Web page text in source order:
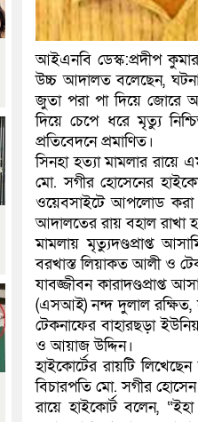
আইএনবি ডেস্ক:প্রদীপ
উচ্চ আদালত বলেছেন,
জুতা পরা পা দিয়ে জোরে
দিয়ে চেপে ধরে মৃত্যু
প্রতিবেদনে প্রমাণিত।
সিনহা হত্যা মামলার রায়ে
মো. সগীর হোসেনের
ওয়েবসাইটে আপলোড করা
আদালতের রায় বহাল রাখা
মামলায় মৃত্যুদণ্ডপ্রাপ্ত
বরখাস্ত লিয়াকত আলী ও
যাবজ্জীবন কারাদণ্ডপ্রাপ্ত
(এসআই) নন্দ দুলাল রক্ষিত,
টেকনাফের বাহারছড়া
ও আয়াজ উদ্দিন।
হাইকোর্টের রায়টি
বিচারপতি মো. সগীর
রায়ে হাইকোর্ট বলেন,